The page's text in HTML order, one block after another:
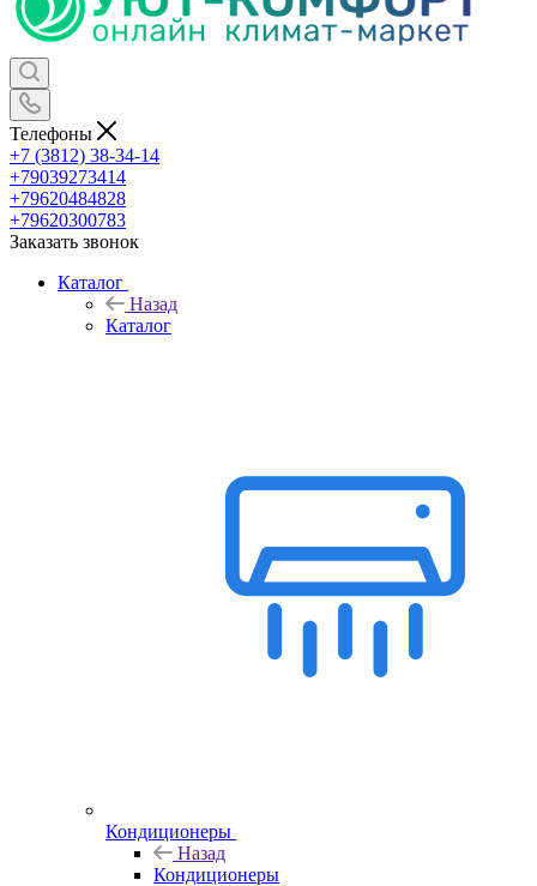
Телефоны
+7 (3812) 38-34-14
+79039273414
+79620484828
+79620300783
Заказать звонок
Каталог
Назад
Каталог
Кондиционеры
Назад
Кондиционеры